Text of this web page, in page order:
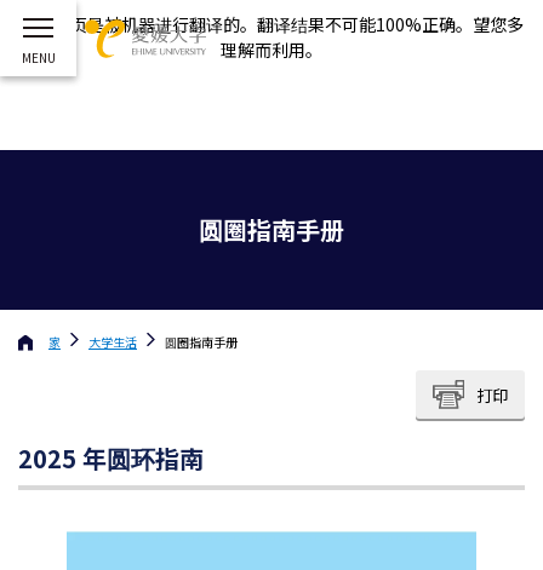
这个网页是被机器进行翻译的。翻译结果不可能100%正确。望您多
理解而利用。
圆圈指南手册
家 大学生活 圆圈指南手册
打印
2025 年圆环指南